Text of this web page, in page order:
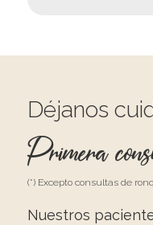
Déjanos
Primera
(*) Excepto consultas de
Nuestros